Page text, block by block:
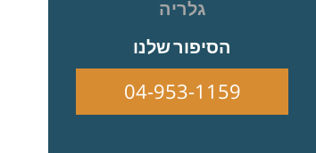
גלריה
הסיפור שלנו
04-953-1159